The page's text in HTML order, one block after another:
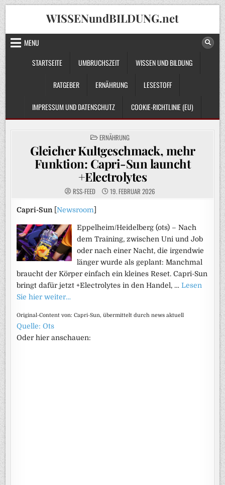
Skip
to
content
WISSENundBILDUNG.net
MENU
STARTSEITE
UMBRUCHSZEIT WISSEN UND BILDUNG
RATGEBER ERNÄHRUNG LESESTOFF
IMPRESSUM UND DATENSCHUTZ COOKIE-RICHTLINIE (EU)
POSTED
IN
ERNÄHRUNG
Gleicher Kultgeschmack, mehr
Funktion: Capri-Sun launcht
+Electrolytes
RSS-FEED 19. FEBRUAR 2026
Capri-Sun [Newsroom
Eppelheim/Heidelberg (ots) – Nach
dem Training, zwischen Uni und Job
oder nach einer Nacht, die irgendwie
länger wurde als geplant: Manchmal
braucht der Körper einfach ein kleines Reset. Capri-Sun
bringt dafür jetzt +Electrolytes in den Handel, …Lesen
Sie hier weiter…
Original-Content von: Capri-Sun, übermittelt durch news aktuell
Quelle: Ots
Oder hier anschauen: